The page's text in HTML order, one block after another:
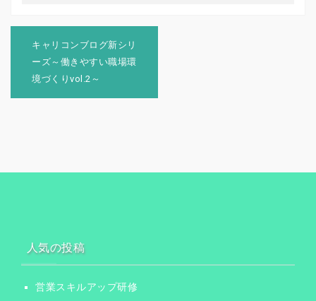
ー
キャリコンブログ新シリ
ーズ～働きやすい職場環
境づくりvol.2～
人気の投稿
営業スキルアップ研修